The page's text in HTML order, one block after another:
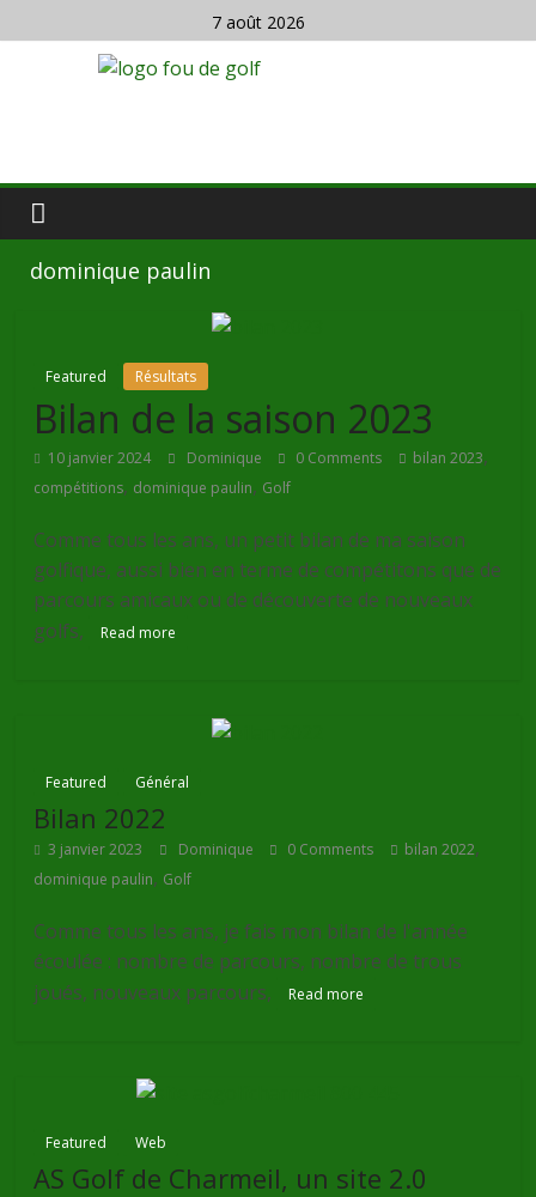
7 août 2026
dominique paulin
Featured Résultats
Bilan de la saison 2023
10 janvier 2024 Dominique 0 Comments bilan 2023,
compétitions, dominique paulin, Golf
Comme tous les ans, un petit bilan de ma saison
golfique, aussi bien en terme de compétitons que de
parcours amicaux ou de découverte de nouveaux
golfs,
Read more
Featured Général
Bilan 2022
3 janvier 2023 Dominique 0 Comments bilan 2022,
dominique paulin, Golf
Comme tous les ans, je fais mon bilan de l'année
écoulée : nombre de parcours, nombre de trous
joués, nouveaux parcours,
Read more
Featured Web
AS Golf de Charmeil, un site 2.0